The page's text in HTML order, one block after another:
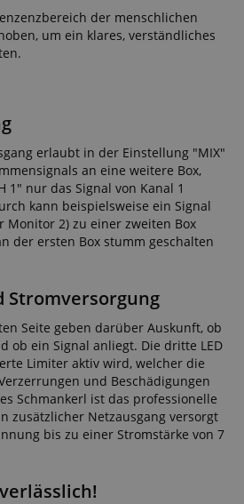
der menschlichen
um ein klares, verständliches
erlaubt in der Einstellung "MIX"
an eine weitere Box,
1" nur das Signal von Kanal 1
kann beispielsweise ein Signal
Monitor 2) zu einer zweiten Box
der ersten Box stumm geschalten
Stromversorgung
Seite geben darüber Auskunft, ob
ob ein Signal anliegt. Die dritte LED
Limiter aktiv wird, welcher die
und Beschädigungen
Schmankerl ist das professionelle
zusätzlicher Netzausgang versorgt
bis zu einer Stromstärke von 7